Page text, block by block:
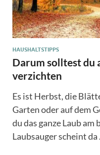
HAUSHALTSTIPPS
Darum solltest du
verzichten
Es ist Herbst, die
Garten oder auf dem
du das ganze Laub
Laubsauger scheint